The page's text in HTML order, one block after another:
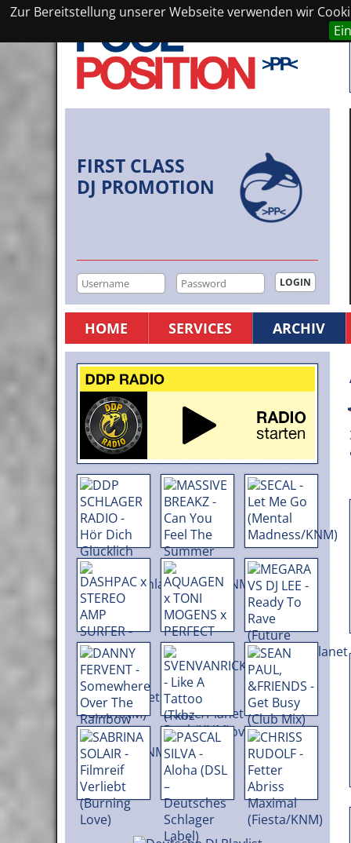
Zur Bereitstellung unserer Webseite verwenden wir
FIRST CLASS
DJ PROMOTION
HOME SERVICES ARCHIV